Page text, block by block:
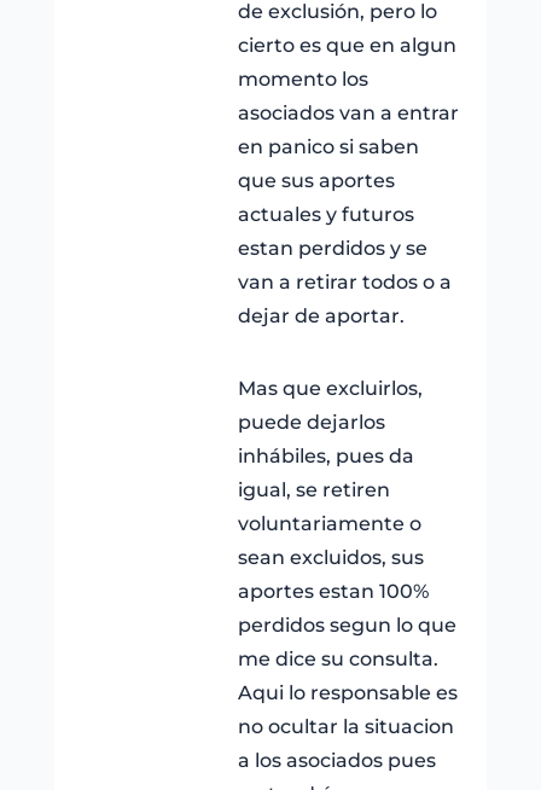
de exclusión, pero lo
cierto es que en algun
momento los
asociados van a entrar
en panico si saben
que sus aportes
actuales y futuros
estan perdidos y se
van a retirar todos o a
dejar de aportar.
Mas que excluirlos,
puede dejarlos
inhábiles, pues da
igual, se retiren
voluntariamente o
sean excluidos, sus
aportes estan 100%
perdidos segun lo que
me dice su consulta.
Aqui lo responsable es
no ocultar la situacion
a los asociados pues